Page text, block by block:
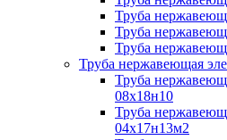
Труба
Труба
Труба
Труба нержавеющая
Труба
08х18н10
Труба
04х17н13м2